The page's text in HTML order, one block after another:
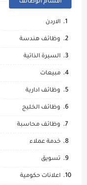
اقسام الوظائف
الاردن
وظائف هندسة
السيرة الذاتية
مبيعات
وظائف ادارية
وظائف الخليج
وظائف محاسبة
خدمة عملاء
تسويق
اعلانات حكومية